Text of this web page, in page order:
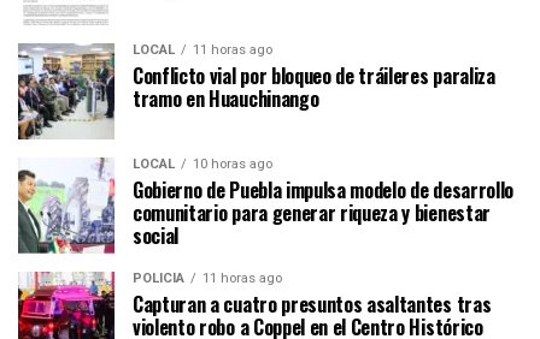
LOCAL 11 horas ago
Conflicto vial por bloqueo de tráileres paraliza
tramo en Huauchinango
LOCAL 10 horas ago
Gobierno de Puebla impulsa modelo de desarrollo
comunitario para generar riqueza y bienestar
social
POLICÍA 11 horas ago
Capturan a cuatro presuntos asaltantes tras
violento robo a Coppel en el Centro Histórico